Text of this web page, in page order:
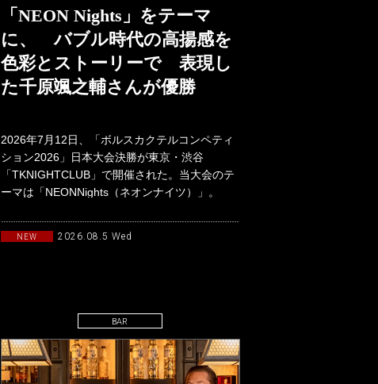
「NEON Nights」をテーマ
に、 バブル時代の高揚感を
色彩とストーリーで 表現し
た千原颯之輔さんが優勝
2026年7月12日、「ボルスカクテルコンペティ
ション2026」日本大会決勝が東京・渋谷
「TKNIGHTCLUB」で開催された。当大会のテ
ーマは「NEONNights（ネオンナイツ）」。
NEW 2026.08.5 Wed
BAR